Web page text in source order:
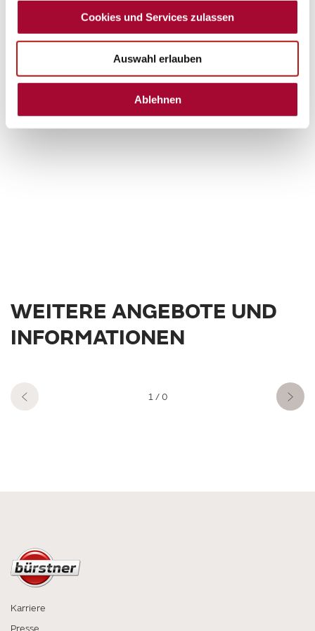
Cookies und Services zulassen
Auswahl erlauben
Ablehnen
WEITERE ANGEBOTE UND
INFORMATIONEN
1/ 0
Karriere